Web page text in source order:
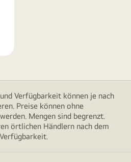
Verfügbarkeit können je nach
Preise können ohne
Mengen sind begrenzt.
örtlichen Händlern nach dem